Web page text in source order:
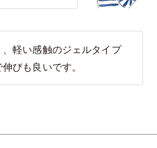
軽い感触のジェルタイプ
びも良いです。